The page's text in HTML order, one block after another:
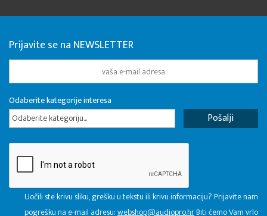
Prijavite se na NEWSLETTER
Odaberite kategorije interesa
Odaberite kategoriju...
Uočili ste krivu sliku, grešku u tekstu ili krivu informaciju? Prijavite nam
pogrešku na e-mail adresu:webshop@audiopro.hrBiti ćemo Vam vrlo